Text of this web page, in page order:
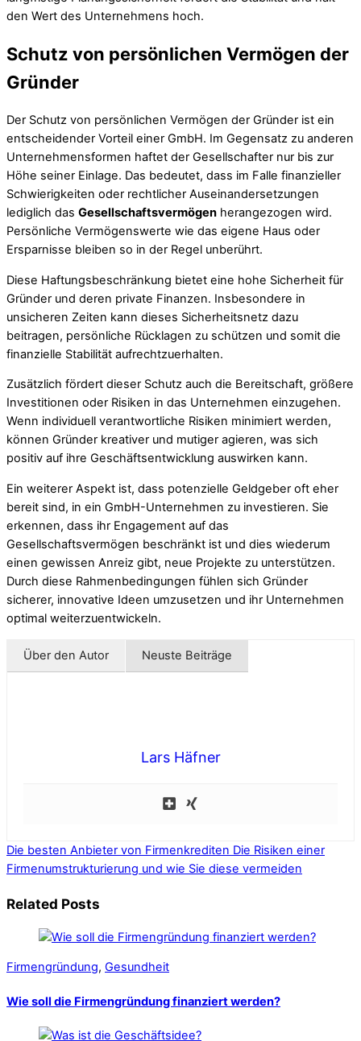
den Wert des Unternehmens hoch.
Schutz von persönlichen Vermögen der
Gründer
Der Schutz von persönlichen Vermögen der Gründer ist ein
entscheidender Vorteil einer GmbH. Im Gegensatz zu anderen
Unternehmensformen haftet der Gesellschafter nur bis zur
Höhe seiner Einlage. Das bedeutet, dass im Falle finanzieller
Schwierigkeiten oder rechtlicher Auseinandersetzungen
lediglich das Gesellschaftsvermögen herangezogen wird.
Persönliche Vermögenswerte wie das eigene Haus oder
Ersparnisse bleiben so in der Regel unberührt.
Diese Haftungsbeschränkung bietet eine hohe Sicherheit für
Gründer und deren private Finanzen. Insbesondere in
unsicheren Zeiten kann dieses Sicherheitsnetz dazu
beitragen, persönliche Rücklagen zu schützen und somit die
finanzielle Stabilität aufrechtzuerhalten.
Zusätzlich fördert dieser Schutz auch die Bereitschaft, größere
Investitionen oder Risiken in das Unternehmen einzugehen.
Wenn individuell verantwortliche Risiken minimiert werden,
können Gründer kreativer und mutiger agieren, was sich
positiv auf ihre Geschäftsentwicklung auswirken kann.
Ein weiterer Aspekt ist, dass potenzielle Geldgeber oft eher
bereit sind, in ein GmbH-Unternehmen zu investieren. Sie
erkennen, dass ihr Engagement auf das
Gesellschaftsvermögen beschränkt ist und dies wiederum
einen gewissen Anreiz gibt, neue Projekte zu unterstützen.
Durch diese Rahmenbedingungen fühlen sich Gründer
sicherer, innovative Ideen umzusetzen und ihr Unternehmen
optimal weiterzuentwickeln.
Über den Autor Neuste Beiträge
Lars Häfner
Die besten Anbieter von Firmenkrediten Die Risiken einer
Firmenumstrukturierung und wie Sie diese vermeiden
Related Posts
Firmengründung, Gesundheit
Wie soll die Firmengründung finanziert werden?